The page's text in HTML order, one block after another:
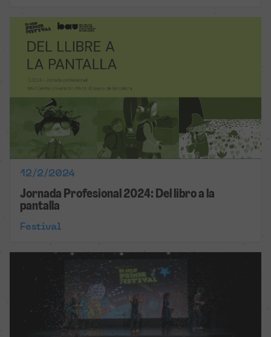
12/2/2024
Jornada Profesional 2024: Del libro a la
pantalla
Festival